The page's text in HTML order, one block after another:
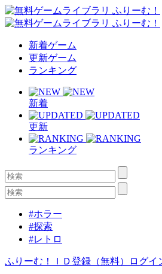
新着ゲーム
更新ゲーム
ランキング
新着
更新
ランキング
#ホラー
#探索
#レトロ
ふりーむ！ＩＤ登録（無料） ログイ